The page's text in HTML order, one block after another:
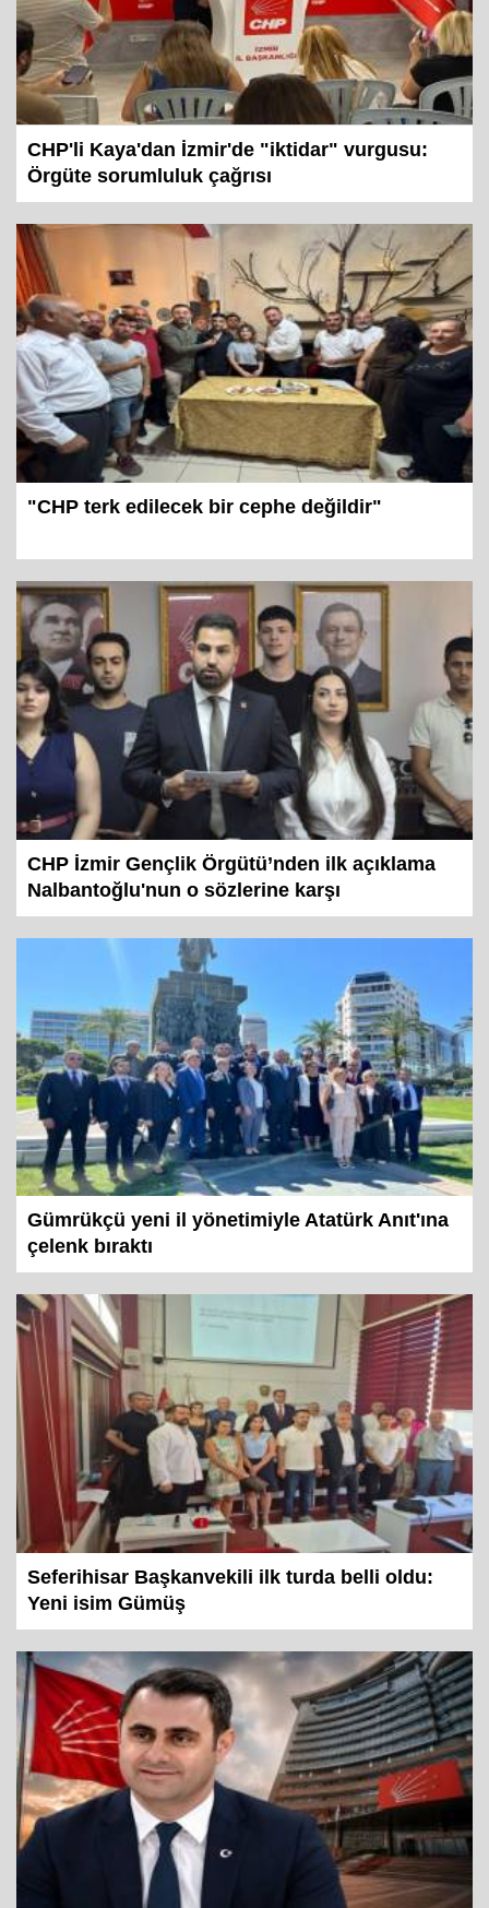
CHP'li Kaya'dan İzmir'de "iktidar" vurgusu:
Örgüte sorumluluk çağrısı
"CHP terk edilecek bir cephe değildir"
CHP İzmir Gençlik Örgütü’nden ilk açıklama
Nalbantoğlu'nun o sözlerine karşı
Gümrükçü yeni il yönetimiyle Atatürk Anıt'ına
çelenk bıraktı
Seferihisar Başkanvekili ilk turda belli oldu:
Yeni isim Gümüş